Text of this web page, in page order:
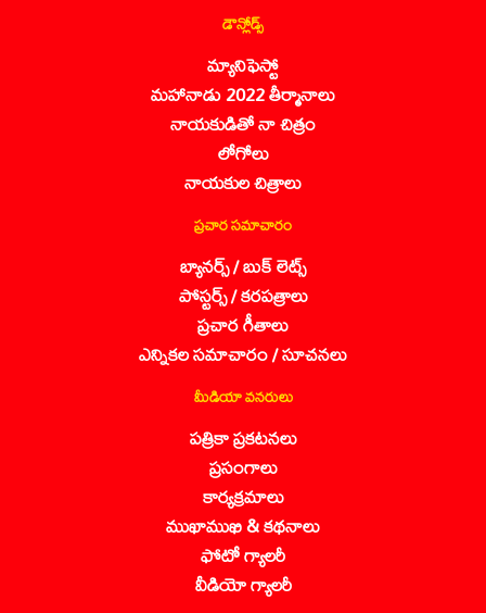
డౌన్లోడ్స్
మ్యానిఫెస్టో
మహానాడు 2022 తీర్మానాలు
నాయకుడితో నా చిత్రం
లోగోలు
నాయకుల చిత్రాలు
ప్రచార సమాచారం
బ్యానర్స్ / బుక్ లెట్స్
పోస్టర్స్ / కరపత్రాలు
ప్రచార గీతాలు
ఎన్నికల సమాచారం / సూచనలు
మీడియా వనరులు
పత్రికా ప్రకటనలు
ప్రసంగాలు
కార్యక్రమాలు
ముఖాముఖి & కథనాలు
ఫోటో గ్యాలరీ
వీడియో గ్యాలరీ